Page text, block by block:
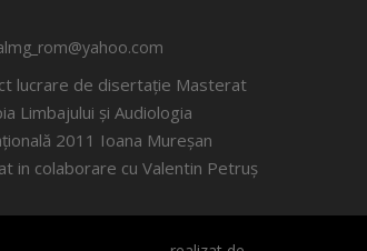
lucrare de disertație Masterat
Limbajului și Audiologia
2011 Ioana Mureșan
in colaborare cu Valentin Petruș